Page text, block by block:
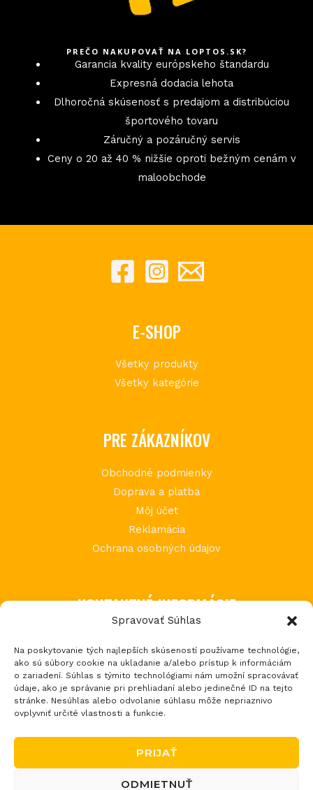
Spravovať Súhlas
Na poskytovanie tých najlepších skúseností používame technológie,
ako sú súbory cookie na ukladanie a/alebo prístup k informáciám
o zariadení. Súhlas s týmito technológiami nám umožní spracovávať
údaje, ako je správanie pri prehliadaní alebo jedinečné ID na tejto
stránke. Nesúhlas alebo odvolanie súhlasu môže nepriaznivo
ovplyvniť určité vlastnosti a funkcie.
PRIJAŤ
ODMIETNUŤ
PREČO NAKUPOVAŤ NA LOPTOS.SK?
Garancia kvality európskeho štandardu
Expresná dodacia lehota
Dlhoročná skúsenosť s predajom a distribúciou
športového tovaru
Záručný a pozáručný servis
Ceny o 20 až 40 % nižšie oproti bežným cenám v
maloobchode
E-SHOP
Všetky produkty
Všetky kategórie
PRE ZÁKAZNÍKOV
Obchodné podmienky
Doprava a platba
Môj účet
Reklamácia
Ochrana osobných údajov
KONTAKTNÉ INFORMÁCIE
Považská Teplá 602
017 05 Považská Bystrica 5
tel.: +421 903 232 273
email: loptos@loptos.sk